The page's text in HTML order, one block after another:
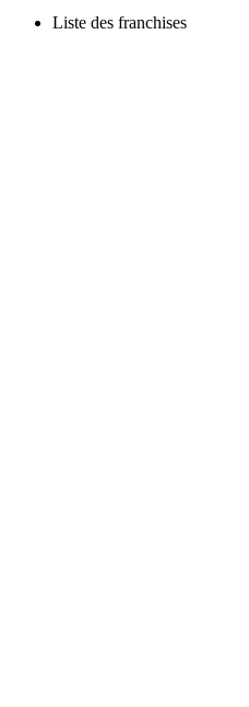
Liste des franchises